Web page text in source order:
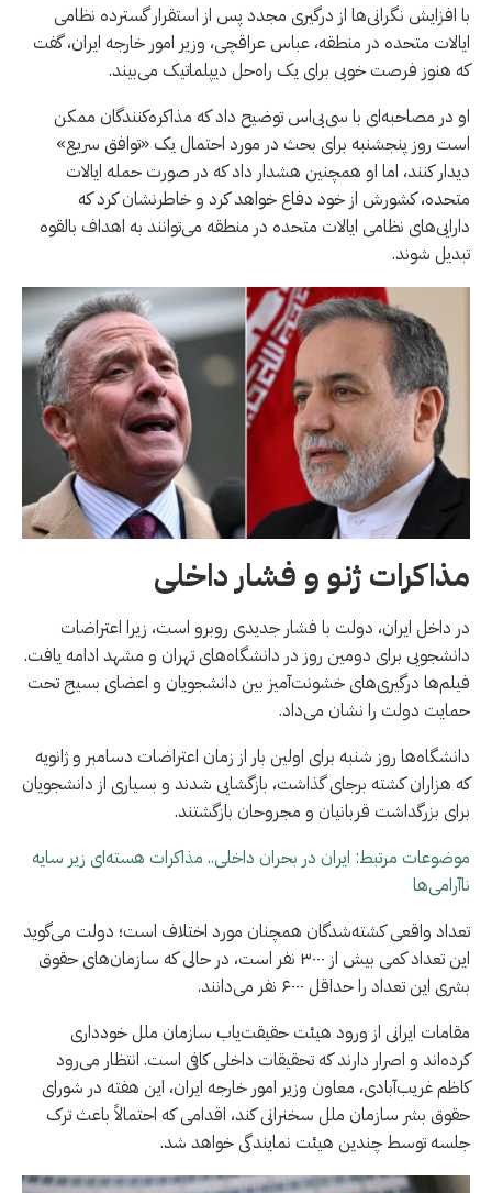
با افزایش نگرانی‌ها از درگیری مجدد پس از استقرار گسترده نظامی
ایالات متحده در منطقه، عباس عراقچی، وزیر امور خارجه ایران، گفت
که هنوز فرصت خوبی برای یک راه‌حل دیپلماتیک می‌بیند.
او در مصاحبه‌ای با سی‌بی‌اس توضیح داد که مذاکره‌کنندگان ممکن
است روز پنجشنبه برای بحث در مورد احتمال یک «توافق سریع»
دیدار کنند، اما او همچنین هشدار داد که در صورت حمله ایالات
متحده، کشورش از خود دفاع خواهد کرد و خاطرنشان کرد که
دارایی‌های نظامی ایالات متحده در منطقه می‌توانند به اهداف بالقوه
تبدیل شوند.
مذاکرات ژنو و فشار داخلی
در داخل ایران، دولت با فشار جدیدی روبرو است، زیرا اعتراضات
دانشجویی برای دومین روز در دانشگاه‌های تهران و مشهد ادامه یافت.
فیلم‌ها درگیری‌های خشونت‌آمیز بین دانشجویان و اعضای بسیج تحت
حمایت دولت را نشان می‌داد.
دانشگاه‌ها روز شنبه برای اولین بار از زمان اعتراضات دسامبر و ژانویه
که هزاران کشته برجای گذاشت، بازگشایی شدند و بسیاری از دانشجویان
برای بزرگداشت قربانیان و مجروحان بازگشتند.
موضوعات مرتبط: ایران در بحران داخلی.. مذاکرات هسته‌ای زیر سایه
ناآرامی‌ها
تعداد واقعی کشته‌شدگان همچنان مورد اختلاف است؛ دولت می‌گوید
این تعداد کمی بیش از ۳۰۰۰ نفر است، در حالی که سازمان‌های حقوق
بشری این تعداد را حداقل ۶۰۰۰ نفر می‌دانند.
مقامات ایرانی از ورود هیئت حقیقت‌یاب سازمان ملل خودداری
کرده‌اند و اصرار دارند که تحقیقات داخلی کافی است. انتظار می‌رود
کاظم غریب‌آبادی، معاون وزیر امور خارجه ایران، این هفته در شورای
حقوق بشر سازمان ملل سخنرانی کند، اقدامی که احتمالاً باعث ترک
جلسه توسط چندین هیئت نمایندگی خواهد شد.